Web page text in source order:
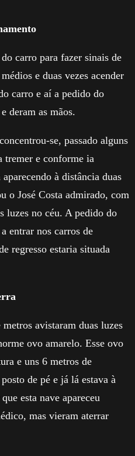
carro para fazer sinais de
e duas vezes acender
carro e aí a pedido do
deram as mãos.
se, passado alguns
tremer e conforme ia
à distância duas
o José Costa admirado, com
luzes no céu. A pedido do
entrar nos carros de
regresso estaria situada
metros avistaram duas luzes
ovo amarelo. Esse ovo
e uns 6 metros de
de pé e já lá estava à
esta nave apareceu
mas vieram aterrar